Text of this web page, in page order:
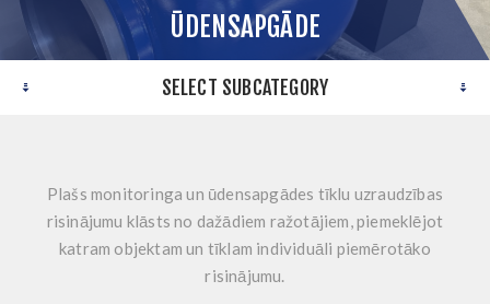
ŪDENSAPGĀDE
SELECT SUBCATEGORY
Plašs monitoringa un ūdensapgādes tīklu uzraudzības
risinājumu klāsts no dažādiem ražotājiem, piemeklējot
katram objektam un tīklam individuāli piemērotāko
risinājumu.